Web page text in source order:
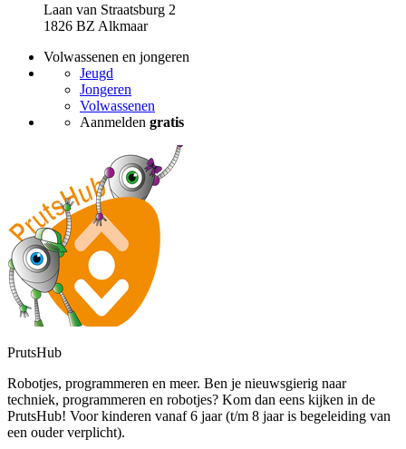
Laan van Straatsburg 2
1826 BZ Alkmaar
Volwassenen en jongeren
Jeugd
Jongeren
Volwassenen
Aanmelden gratis
PrutsHub
Robotjes, programmeren en meer. Ben je nieuwsgierig naar
techniek, programmeren en robotjes? Kom dan eens kijken in de
PrutsHub! Voor kinderen vanaf 6 jaar (t/m 8 jaar is begeleiding van
een ouder verplicht).